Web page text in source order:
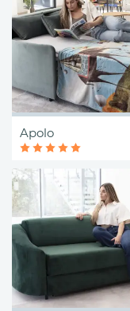
Apolo